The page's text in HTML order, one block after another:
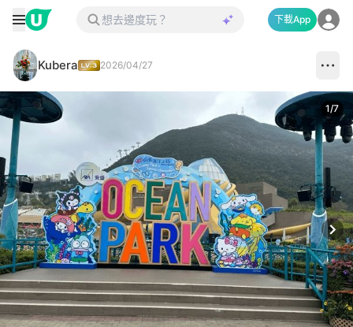
下載App
Kubera 2026/04/27
1/7